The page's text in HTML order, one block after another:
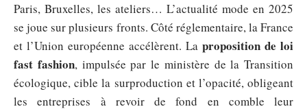
Paris, Bruxelles, les ateliers… L’actualité mode en 2025
se joue sur plusieurs fronts. Côté réglementaire, la France
et l’Union européenne accélèrent. La proposition de loi
fast fashion, impulsée par le ministère de la Transition
écologique, cible la surproduction et l’opacité, obligeant
les entreprises à revoir de fond en comble leur